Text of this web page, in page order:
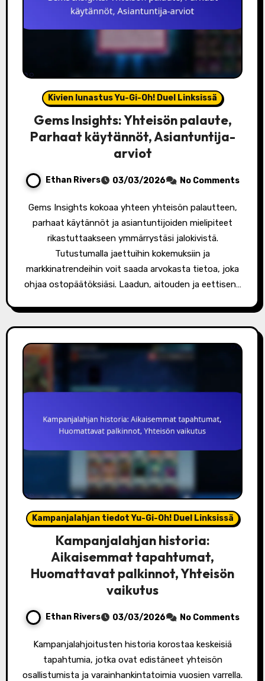
Kivien lunastus Yu-Gi-Oh! Duel Linksissä
Gems Insights: Yhteisön palaute,
Parhaat käytännöt, Asiantuntija-
arviot
Ethan Rivers 03/03/2026 No Comments
Gems Insights kokoaa yhteen yhteisön palautteen,
parhaat käytännöt ja asiantuntijoiden mielipiteet
rikastuttaakseen ymmärrystäsi jalokivistä.
Tutustumalla jaettuihin kokemuksiin ja
markkinatrendeihin voit saada arvokasta tietoa, joka
ohjaa ostopäätöksiäsi. Laadun, aitouden ja eettisen…
Kampanjalahjan tiedot Yu-Gi-Oh! Duel Linksissä
Kampanjalahjan historia:
Aikaisemmat tapahtumat,
Huomattavat palkinnot, Yhteisön
vaikutus
Ethan Rivers 03/03/2026 No Comments
Kampanjalahjoitusten historia korostaa keskeisiä
tapahtumia, jotka ovat edistäneet yhteisön
osallistumista ja varainhankintatoimia vuosien varrella.